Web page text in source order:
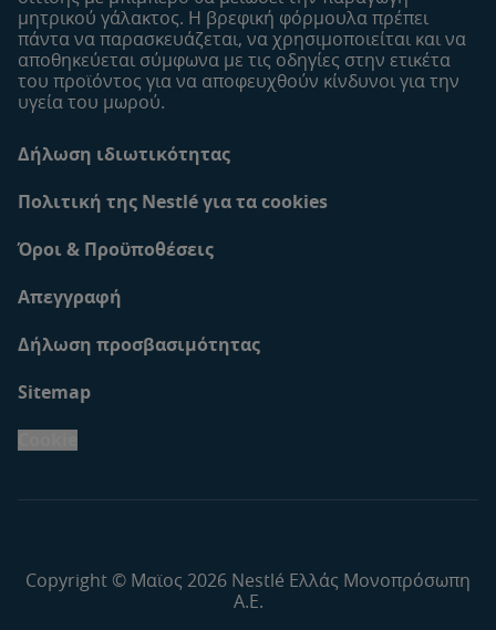
μητρικού γάλακτος. Η βρεφική φόρμουλα πρέπει
πάντα να παρασκευάζεται, να χρησιμοποιείται και να
αποθηκεύεται σύμφωνα με τις οδηγίες στην ετικέτα
του προϊόντος για να αποφευχθούν κίνδυνοι για την
υγεία του μωρού.
Δήλωση ιδιωτικότητας
Πολιτική της Nestlé για τα cookies
Όροι & Προϋποθέσεις
Απεγγραφή
Δήλωση προσβασιμότητας
Sitemap
Copyright © Μαϊος 2026 Nestlé Ελλάς Μονοπρόσωπη
Α.Ε.